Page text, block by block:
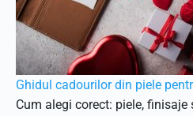
Ghidul cadourilor din piele
Cum alegi corect: piele,